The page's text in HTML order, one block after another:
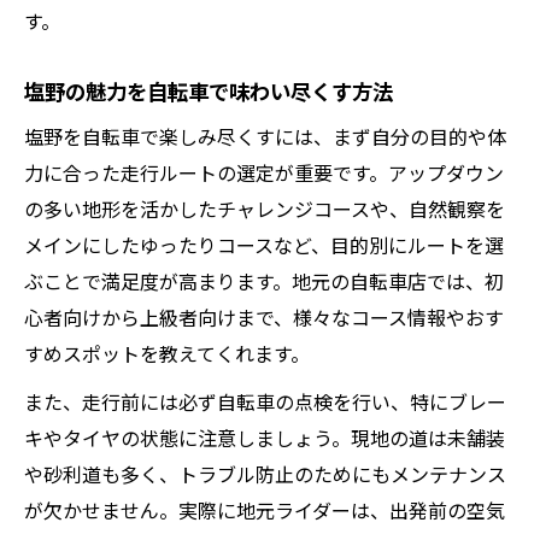
す。
塩野の魅力を自転車で味わい尽くす方法
塩野を自転車で楽しみ尽くすには、まず自分の目的や体
力に合った走行ルートの選定が重要です。アップダウン
の多い地形を活かしたチャレンジコースや、自然観察を
メインにしたゆったりコースなど、目的別にルートを選
ぶことで満足度が高まります。地元の自転車店では、初
心者向けから上級者向けまで、様々なコース情報やおす
すめスポットを教えてくれます。
また、走行前には必ず自転車の点検を行い、特にブレー
キやタイヤの状態に注意しましょう。現地の道は未舗装
や砂利道も多く、トラブル防止のためにもメンテナンス
が欠かせません。実際に地元ライダーは、出発前の空気